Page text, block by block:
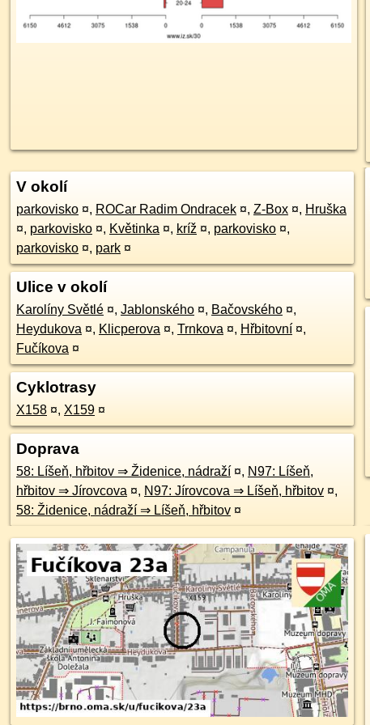
V okolí
parkovisko ¤, ROCar Radim Ondracek ¤, Z-Box ¤, Hruška
¤, parkovisko ¤, Květinka ¤, kríž ¤, parkovisko ¤,
parkovisko ¤, park ¤
Ulice v okolí
Karolíny Světlé ¤, Jablonského ¤, Bačovského ¤,
Heydukova ¤, Klicperova ¤, Trnkova ¤, Hřbitovní ¤,
Fučíkova ¤
Cyklotrasy
X158 ¤, X159 ¤
Doprava
58: Líšeň, hřbitov ⇒ Židenice, nádraží ¤, N97: Líšeň,
hřbitov ⇒ Jírovcova ¤, N97: Jírovcova ⇒ Líšeň, hřbitov ¤,
58: Židenice, nádraží ⇒ Líšeň, hřbitov ¤